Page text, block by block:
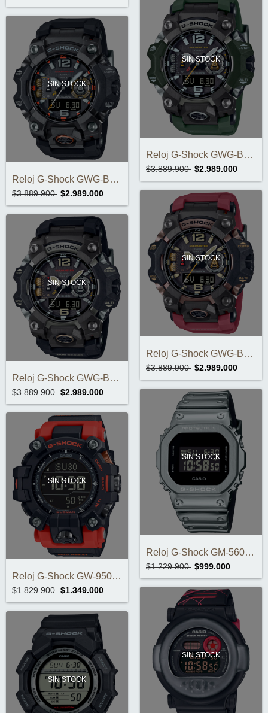
SIN STOCK
Reloj G-Shock GWG-B1000EC-1ADR
$3.889.900 $2.989.000
SIN STOCK
Reloj G-Shock GWG-B1000-3ADR
$3.889.900 $2.989.000
SIN STOCK
Reloj G-Shock GWG-B1000-1ADR
$3.889.900 $2.989.000
SIN STOCK
Reloj G-Shock GWG-B1000-1A4DR
$3.889.900 $2.989.000
SIN STOCK
Reloj G-Shock GW-9500-1A4DR
$1.829.900 $1.349.000
SIN STOCK
Reloj G-Shock GM-5600YM-8A9DR
$1.229.900 $999.000
SIN STOCK
SIN STOCK